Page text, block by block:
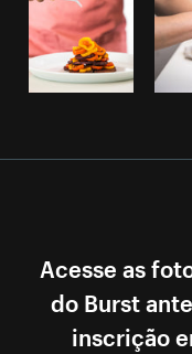
Acesse as
do Burst
inscrição